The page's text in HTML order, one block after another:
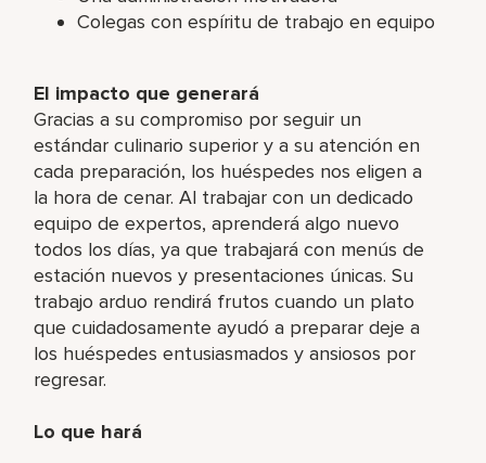
Colegas con espíritu de trabajo en equipo
El impacto que generará
Gracias a su compromiso por seguir un
estándar culinario superior y a su atención en
cada preparación, los huéspedes nos eligen a
la hora de cenar. Al trabajar con un dedicado
equipo de expertos, aprenderá algo nuevo
todos los días, ya que trabajará con menús de
estación nuevos y presentaciones únicas. Su
trabajo arduo rendirá frutos cuando un plato
que cuidadosamente ayudó a preparar deje a
los huéspedes entusiasmados y ansiosos por
regresar.
Lo que hará